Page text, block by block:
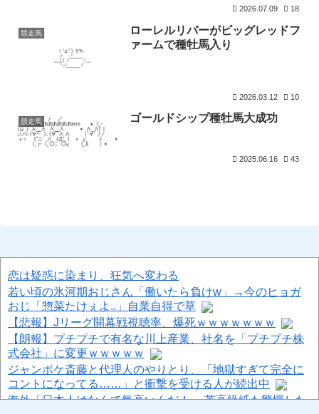
2026.07.09 18
競走馬
ローレルリバーがビッグレッドフ
ァームで種牡馬入り
2026.03.12 10
競走馬 ゴールドシップ種牡馬大成功
2025.06.16 43
恋は疑惑に染まり、狂気へ変わる
若い頃の氷河期おじさん「働いたら負けw」→今のヒョガ
おじ「惣菜たけぇよ..」自業自得で草
【悲報】Jリーグ開幕戦視聴率、爆死ｗｗｗｗｗｗｗ
【朗報】プチプチで有名な川上産業、社名を「プチプチ株
式会社」に変更ｗｗｗｗｗ
ジャンポケ斎藤と代理人のやりとり、「地獄すぎて完全に
コントになってる……」と衝撃を受ける人が続出中
海外「日本人はなんて気高いんだ！」 英高級紙も驚愕した